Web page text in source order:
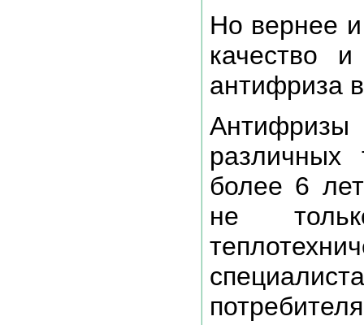
Но вернее
качество и
антифриза
различных
более 6
не